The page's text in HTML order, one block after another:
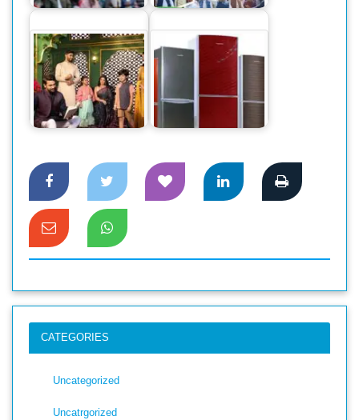
সারা’র ঈদুল আযহা
আয়োজন
দেশি ফ্রিজে স্বপ্নপূরণ
CATEGORIES
Uncategorized
Uncatrgorized